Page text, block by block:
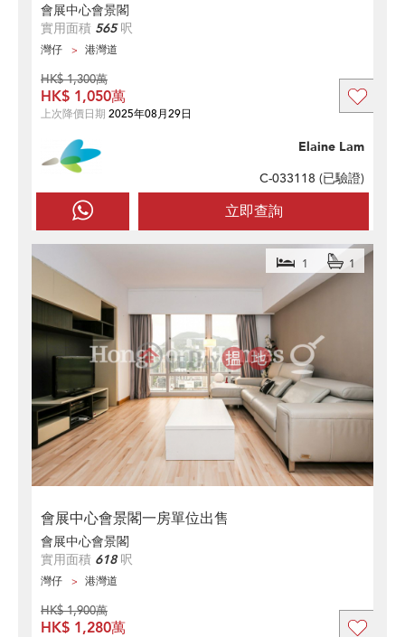
會展中心會景閣
實用面積 565呎
灣仔 港灣道
立即查詢
Elaine Lam
C-033118 (已驗證)
HK$ 1,300萬
HK$ 1,050萬
上次降價日期 2025年08月29日
會展中心會景閣一房單位出售
1 1
會展中心會景閣
實用面積 618呎
灣仔 港灣道
HK$ 1,900萬
HK$ 1,280萬